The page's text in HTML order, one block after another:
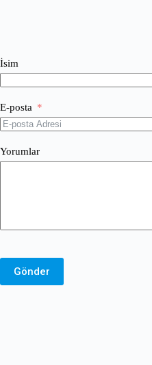
İsim
E-posta
Yorumlar
Gönder